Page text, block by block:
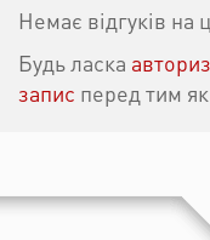
Немає відгуків на
Будь ласка
запис перед тим